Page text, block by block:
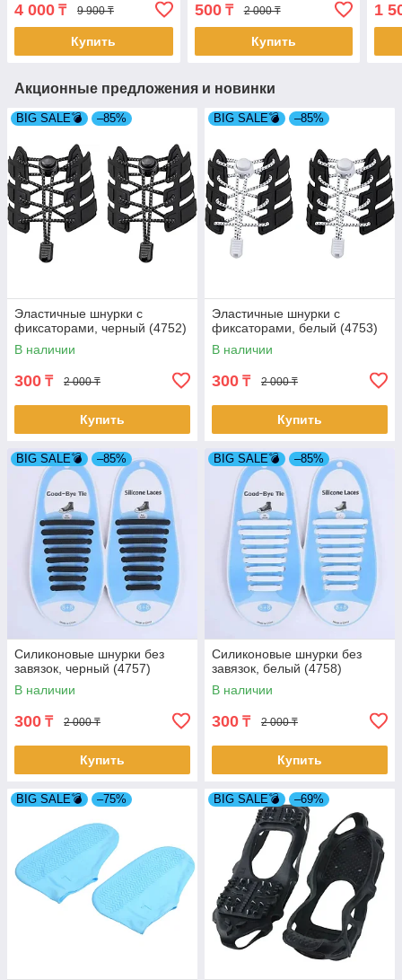
4 000 ₸ 9 900 ₸
Купить
500₸ 2 000 ₸
Купить
1
Акционные предложения и новинки
BIG SALE💣 –85%
Эластичные шнурки с
фиксаторами, черный (4752)
В наличии
300 ₸ 2 000 ₸
Купить
BIG SALE💣 –85%
Эластичные шнурки с
фиксаторами, белый (4753)
В наличии
300 ₸ 2 000 ₸
Купить
BIG SALE💣 –85%
Силиконовые шнурки без
завязок, черный (4757)
В наличии
300 ₸ 2 000 ₸
Купить
BIG SALE💣 –85%
Силиконовые шнурки без
завязок, белый (4758)
В наличии
300 ₸ 2 000 ₸
Купить
BIG SALE💣 –75% BIG SALE💣 –69%